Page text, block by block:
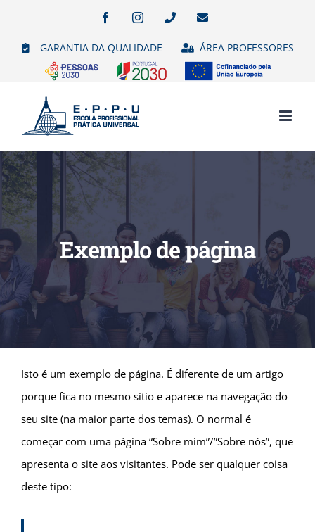
content
FacebookInstagramPhoneEmail
não
publicado)
GARANTIA DA QUALIDADE ÁREA PROFESSORES
Exemplo de página
Isto é um exemplo de página. É diferente de um artigo
porque fica no mesmo sítio e aparece na navegação do
seu site (na maior parte dos temas). O normal é
começar com uma página “Sobre mim”/”Sobre nós”, que
apresenta o site aos visitantes. Pode ser qualquer coisa
deste tipo: